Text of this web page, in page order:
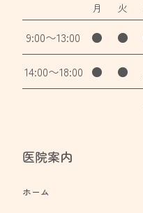
月 火
9:00〜13:00 ● ●
14:00〜18:00 ● ●
医院案内
ホーム